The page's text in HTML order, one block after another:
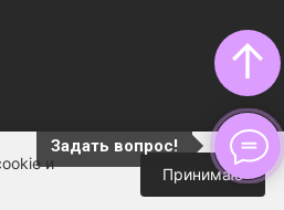
↑
Задать вопрос!
и
Принимаю